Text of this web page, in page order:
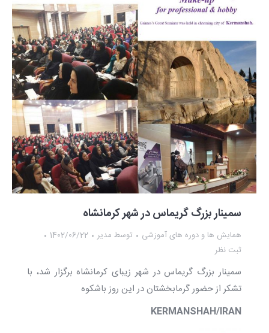
سمینار بزرگ گریماس در شهر کرمانشاه
همایش ها و دوره های آموزشی توسط مدیر
1402/06/22
ثبت نظر
سمینار بزرگ گریماس در شهر زیبای كرمانشاه برگزار شد، با
تشكر از حضور گرمابخشتان در اين روز باشكوه
KERMANSHAH/IRAN